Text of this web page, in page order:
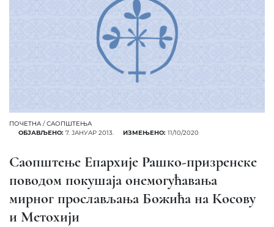
ПОЧЕТНА /САОПШТЕЊА
ОБЈАВЉЕНО: 7. ЈАНУАР 2013. ИЗМЕЊЕНО: 11/10/2020
Саопштење Епархије Рашко-призренске
поводом покушаја онемогућавања
мирног прослављања Божића на Косову
и Метохији